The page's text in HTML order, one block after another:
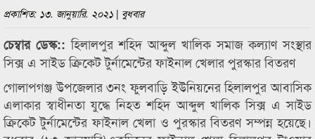
প্রকাশিত: ১৩. জানুয়ারি. ২০২১ | বুধবার
চেম্বার ডেস্ক::হিলালপুর শহিদ আব্দুল খালিক সমাজ কল্যাণ সংস্থার
সিক্স এ সাইড ক্রিকেট টুর্নামেন্টের ফাইনাল খেলার পুরস্কার বিতরণ
গোলাপগঞ্জ উপজেলার ৩নং ফুলবাড়ি ইউনিয়নের হিলালপুর আবাসিক
এলাকার স্বাধীনতা যুদ্ধে নিহত শহিদ আব্দুল খালিক সিক্স এ সাইড
ক্রিকেট টুর্নামেন্টের ফাইনাল খেলা ও পুরস্কার বিতরণ সম্পন্ন হয়েছে।